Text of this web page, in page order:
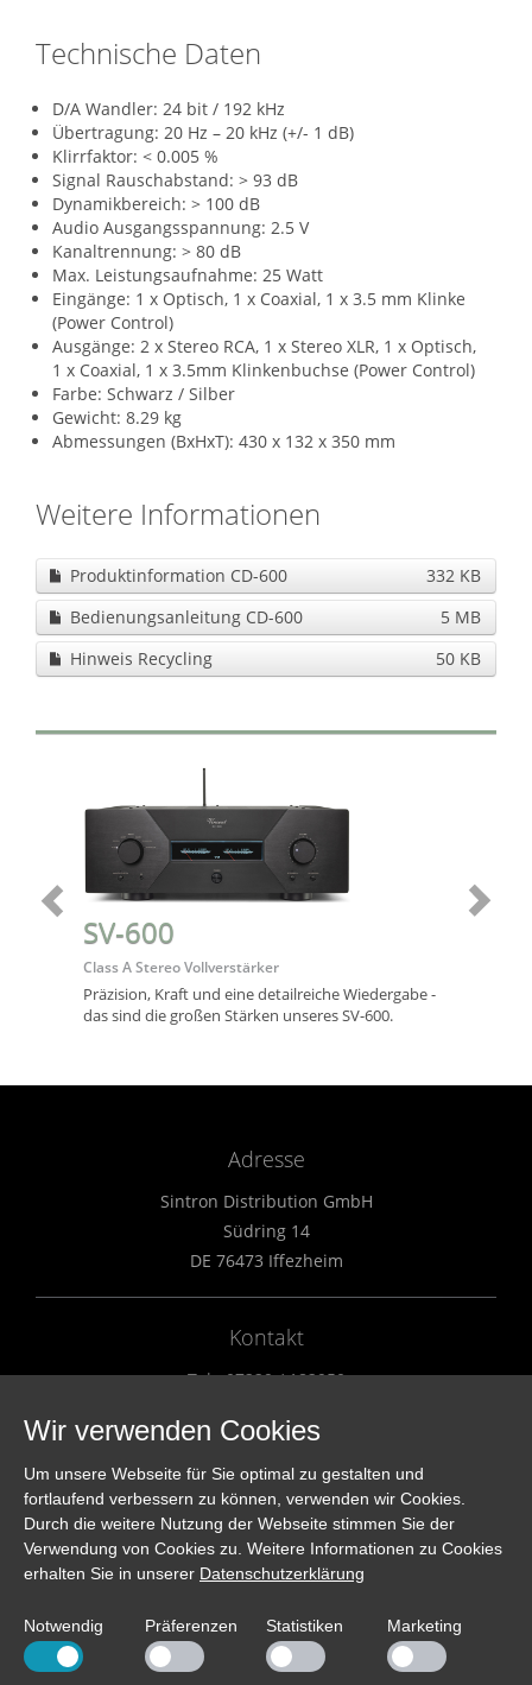
Wir verwenden Cookies
Um unsere Webseite für Sie optimal zu gestalten und
fortlaufend verbessern zu können, verwenden wir Cookies.
Durch die weitere Nutzung der Webseite stimmen Sie der
Verwendung von Cookies zu. Weitere Informationen zu Cookies
erhalten Sie in unserer Datenschutzerklärung
Notwendig Präferenzen Statistiken Marketing
Technische Daten
D/A Wandler: 24 bit / 192 kHz
Übertragung: 20 Hz – 20 kHz (+/- 1 dB)
Klirrfaktor: < 0.005 %
Signal Rauschabstand: > 93 dB
Dynamikbereich: > 100 dB
Audio Ausgangsspannung: 2.5 V
Kanaltrennung: > 80 dB
Max. Leistungsaufnahme: 25 Watt
Eingänge: 1 x Optisch, 1 x Coaxial, 1 x 3.5 mm Klinke
(Power Control)
Ausgänge: 2 x Stereo RCA, 1 x Stereo XLR, 1 x Optisch,
1 x Coaxial, 1 x 3.5mm Klinkenbuchse (Power Control)
Farbe: Schwarz / Silber
Gewicht: 8.29 kg
Abmessungen (BxHxT): 430 x 132 x 350 mm
Weitere Informationen
Produktinformation CD-600
332 KB
Bedienungsanleitung CD-600
5 MB
Hinweis Recycling
50 KB
SV-600
Class A Stereo Vollverstärker
Präzision, Kraft und eine detailreiche Wiedergabe -
das sind die großen Stärken unseres SV-600.
Adresse
Sintron Distribution GmbH
Südring 14
DE 76473 Iffezheim
Kontakt
Tel.: 07229 / 182950
info@sintron.de
Vertriebspartner
Länderliste
Händlerliste
Kontakt